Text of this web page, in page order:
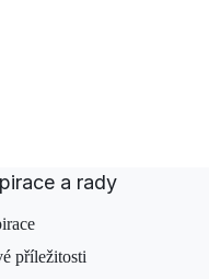
a rady
příležitosti